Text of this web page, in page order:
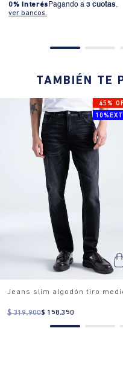
0% Interés Pagando a 3 cuotas.
ver bancos.
TAMBIÉN TE
45%
Jeans slim algodón tiro
$ 319.900$ 158.350